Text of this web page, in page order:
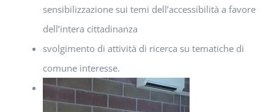
sensibilizzazione sui temi dell’accessibilità a favore
dell’intera cittadinanza
svolgimento di attività di ricerca su tematiche di
comune interesse.